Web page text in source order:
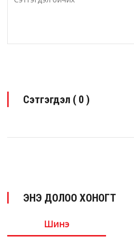
Сэтгэгдэл ( 0 )
ЭНЭ ДОЛОО ХОНОГТ
Шинэ